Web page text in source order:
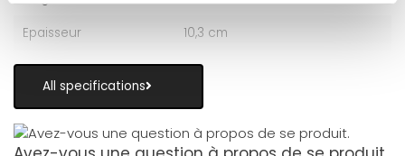
Epaisseur 10,3 cm
All specifications